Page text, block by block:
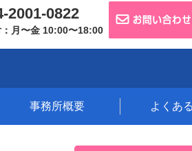
2001-0822
：月〜金 10:00〜18:00
事務所概要 よくあ